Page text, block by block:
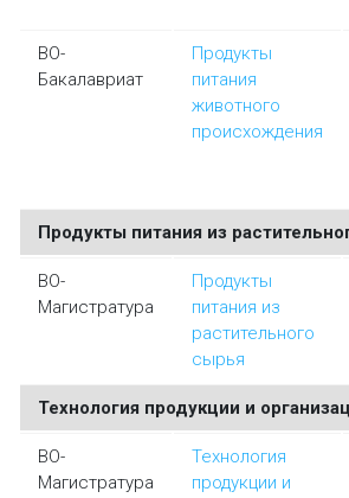
ВО-
Бакалавриат
Продукты
питания
животного
происхождения
Продукты питания из
ВО-
Магистратура
Продукты
питания из
растительного
сырья
Технология продукции и
ВО-
Магистратура
Технология
продукции и